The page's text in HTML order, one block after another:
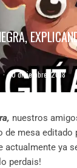
· 10 diciembre, 2018
nuestros
de mesa editado
actualmente ya
perdais!